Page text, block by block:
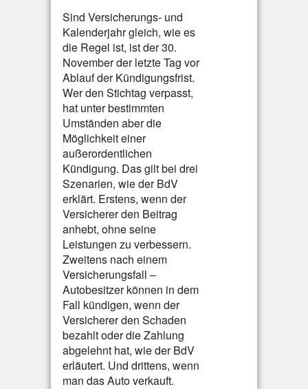
Sind Versicherungs- und
Kalenderjahr gleich, wie es
die Regel ist, ist der 30.
November der letzte Tag vor
Ablauf der Kündigungsfrist.
Wer den Stichtag verpasst,
hat unter bestimmten
Umständen aber die
Möglichkeit einer
außerordentlichen
Kündigung. Das gilt bei drei
Szenarien, wie der BdV
erklärt. Erstens, wenn der
Versicherer den Beitrag
anhebt, ohne seine
Leistungen zu verbessern.
Zweitens nach einem
Versicherungsfall –
Autobesitzer können in dem
Fall kündigen, wenn der
Versicherer den Schaden
bezahlt oder die Zahlung
abgelehnt hat, wie der BdV
erläutert. Und drittens, wenn
man das Auto verkauft.